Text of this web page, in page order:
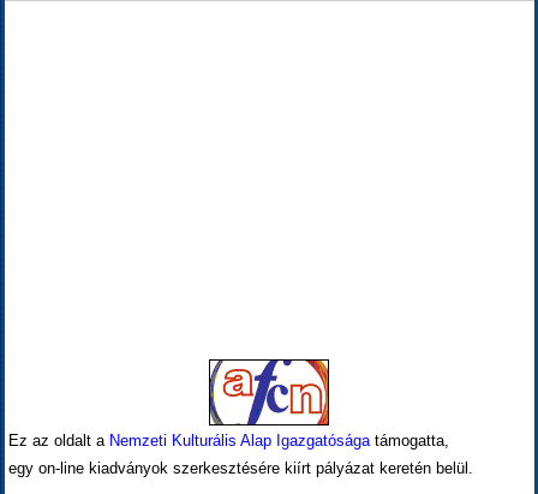
Ez az oldalt a Nemzeti Kulturális Alap Igazgatóságatámogatta,
egy on-line kiadványok szerkesztésére kiírt pályázat keretén belül.